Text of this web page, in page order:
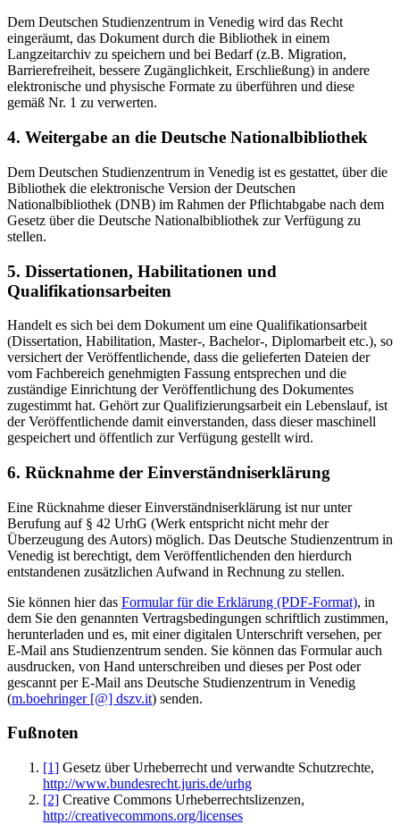
Dem Deutschen Studienzentrum in Venedig wird das Recht
eingeräumt, das Dokument durch die Bibliothek in einem
Langzeitarchiv zu speichern und bei Bedarf (z.B. Migration,
Barrierefreiheit, bessere Zugänglichkeit, Erschließung) in andere
elektronische und physische Formate zu überführen und diese
gemäß Nr. 1 zu verwerten.
4. Weitergabe an die Deutsche Nationalbibliothek
Dem Deutschen Studienzentrum in Venedig ist es gestattet, über die
Bibliothek die elektronische Version der Deutschen
Nationalbibliothek (DNB) im Rahmen der Pflichtabgabe nach dem
Gesetz über die Deutsche Nationalbibliothek zur Verfügung zu
stellen.
5. Dissertationen, Habilitationen und
Qualifikationsarbeiten
Handelt es sich bei dem Dokument um eine Qualifikationsarbeit
(Dissertation, Habilitation, Master-, Bachelor-, Diplomarbeit etc.), so
versichert der Veröffentlichende, dass die gelieferten Dateien der
vom Fachbereich genehmigten Fassung entsprechen und die
zuständige Einrichtung der Veröffentlichung des Dokumentes
zugestimmt hat. Gehört zur Qualifizierungsarbeit ein Lebenslauf, ist
der Veröffentlichende damit einverstanden, dass dieser maschinell
gespeichert und öffentlich zur Verfügung gestellt wird.
6. Rücknahme der Einverständniserklärung
Eine Rücknahme dieser Einverständniserklärung ist nur unter
Berufung auf § 42 UrhG (Werk entspricht nicht mehr der
Überzeugung des Autors) möglich. Das Deutsche Studienzentrum in
Venedig ist berechtigt, dem Veröffentlichenden den hierdurch
entstandenen zusätzlichen Aufwand in Rechnung zu stellen.
Sie können hier das Formular für die Erklärung (PDF-Format), in
dem Sie den genannten Vertragsbedingungen schriftlich zustimmen,
herunterladen und es, mit einer digitalen Unterschrift versehen, per
E-Mail ans Studienzentrum senden. Sie können das Formular auch
ausdrucken, von Hand unterschreiben und dieses per Post oder
gescannt per E-Mail ans Deutsche Studienzentrum in Venedig
(m.boehringer [@] dszv.it) senden.
Fußnoten
[1] Gesetz über Urheberrecht und verwandte Schutzrechte,
http://www.bundesrecht.juris.de/urhg
[2] Creative Commons Urheberrechtslizenzen,
http://creativecommons.org/licenses